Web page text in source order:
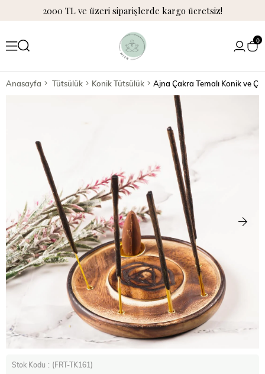
2000 TL ve üzeri siparişlerde kargo ücretsiz!
0
Anasayfa Tütsülük Konik Tütsülük Ajna Çakra Temalı Konik ve
Stok Kodu (FRT-TK161)